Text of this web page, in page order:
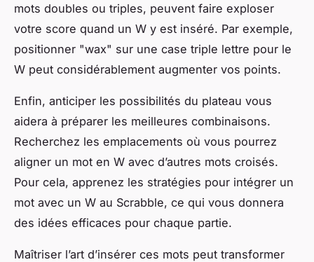
mots doubles ou triples, peuvent faire exploser
votre score quand un W y est inséré. Par exemple,
positionner "wax" sur une case triple lettre pour le
W peut considérablement augmenter vos points.
Enfin, anticiper les possibilités du plateau vous
aidera à préparer les meilleures combinaisons.
Recherchez les emplacements où vous pourrez
aligner un mot en W avec d’autres mots croisés.
Pour cela, apprenez les stratégies pour intégrer un
mot avec un W au Scrabble, ce qui vous donnera
des idées efficaces pour chaque partie.
Maîtriser l’art d’insérer ces mots peut transformer